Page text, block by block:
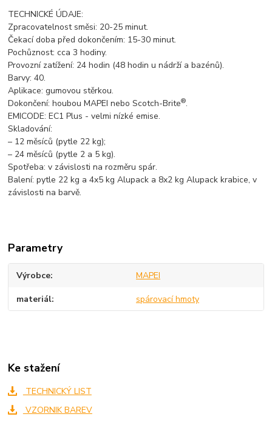
TECHNICKÉ ÚDAJE:
Zpracovatelnost směsi: 20-25 minut.
Čekací doba před dokončením: 15-30 minut.
Pochůznost: cca 3 hodiny.
Provozní zatížení: 24 hodin (48 hodin u nádrží a bazénů).
Barvy: 40.
Aplikace: gumovou stěrkou.
Dokončení: houbou MAPEI nebo Scotch-Brite®.
EMICODE: EC1 Plus - velmi nízké emise.
Skladování:
– 12 měsíců (pytle 22 kg);
– 24 měsíců (pytle 2 a 5 kg).
Spotřeba: v závislosti na rozměru spár.
Balení: pytle 22 kg a 4x5 kg Alupack a 8x2 kg Alupack krabice, v
závislosti na barvě.
Parametry
Výrobce MAPEI
materiál spárovací hmoty
Ke stažení
TECHNICKÝ LIST
VZORNIK BAREV